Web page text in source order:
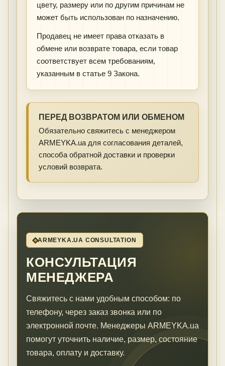
цвету, размеру или по другим причинам не
может быть использован по назначению.
Продавец не имеет права отказать в
обмене или возврате товара, если товар
соответствует всем требованиям,
указанным в статье 9 Закона.
ПЕРЕД ВОЗВРАТОМ ИЛИ ОБМЕНОМ
Обязательно свяжитесь с менеджером
ARMEYKA.ua для согласования деталей,
способа обратной доставки и проверки
условий возврата.
ARMEYKA.UA CONSULTATION
КОНСУЛЬТАЦИЯ
МЕНЕДЖЕРА
Свяжитесь с нами удобным способом: по
телефону, через заказ звонка или по
электронной почте. Менеджеры ARMEYKA.ua
помогут уточнить наличие, размер, состояние
товара, оплату и доставку.